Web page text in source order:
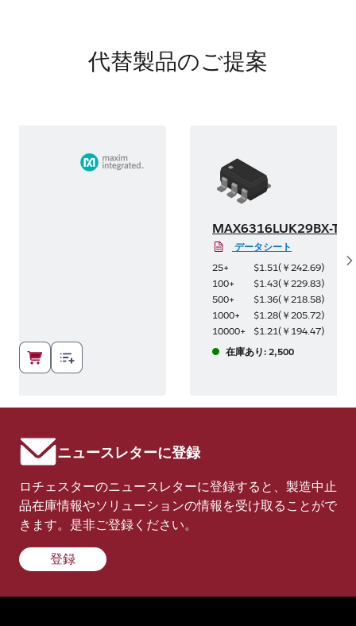
代替製品のご提案
MAX6316LUK29BX-T
データシート
25+
$1.51(￥242.69)
100+
$1.43(￥229.83)
500+
$1.36(￥218.58)
1000+
$1.28(￥205.72)
10000+
$1.21(￥194.47)
在庫あり: 2,500
ニュースレターに登録
ロチェスターのニュースレターに登録すると、製造中止
品在庫情報やソリューションの情報を受け取ることがで
きます。是非ご登録ください。
登録